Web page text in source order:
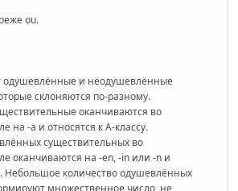
ou.
одушевлённые и неодушевлённые
склоняются по-разному.
оканчиваются во
на -a и относятся к А-классу.
существительных во
оканчиваются на -en, -in или -n и
Небольшое количество одушевлённых